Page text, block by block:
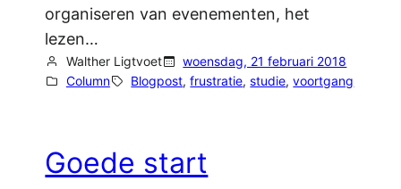
organiseren van evenementen, het
lezen…
Walther Ligtvoet
woensdag, 21 februari 2018
Column
Blogpost, frustratie, studie, voortgang
Goede start